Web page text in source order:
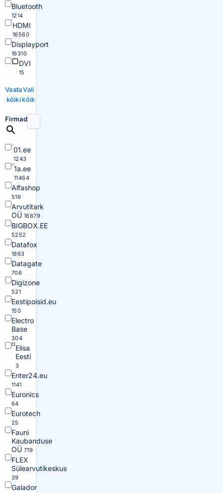
Bluetooth
1214
HDMI
16560
Displayport
16310
DVI
15
Vaata
kõiki
Vali
kõik
Firmad
01.ee
1243
1a.ee
11464
Alfashop
516
Arvutitark
OÜ 16879
BIGBOX.EE
5252
Datafox
1863
Datagate
708
Digizone
521
Eestipoisid.eu
150
Electro
Base
304
Elisa
Eesti
3
Enter24.eu
1141
Euronics
64
Eurotech
25
Fauni
Kaubanduse
OÜ 719
FLEX
Sülearvutikeskus
39
Galador